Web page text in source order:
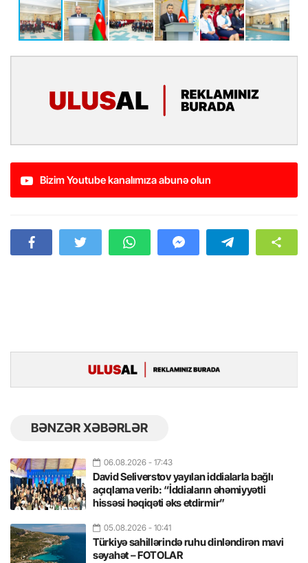
Bizim Youtube kanalımıza abunə olun
BƏNZƏR XƏBƏRLƏR
06.08.2026 - 17:43
David Seliverstov yayılan iddialarla bağlı
açıqlama verib: “İddiaların əhəmiyyətli
hissəsi həqiqəti əks etdirmir”
05.08.2026 - 10:41
Türkiyə sahillərində ruhu dinləndirən mavi
səyahət – FOTOLAR